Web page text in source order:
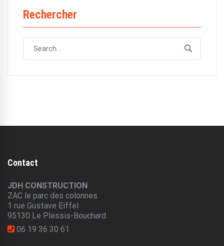
Rechercher
Search
Contact
JDH CONSTRUCTION
ZAC le parc des colonnes
1 rue Gustave Eiffel
95130 Le Plessis-Bouchard
06 19 36 30 61